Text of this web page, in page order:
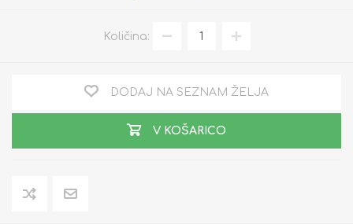
Količina:
DODAJ NA SEZNAM ŽELJA
V KOŠARICO